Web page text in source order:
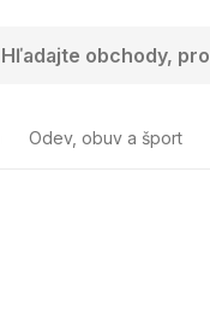
Odev, obuv a šport